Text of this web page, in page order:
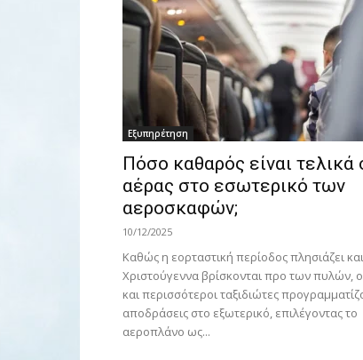
Εξυπηρέτηση
Πόσο καθαρός είναι τελικά
αέρας στο εσωτερικό των
αεροσκαφών;
10/12/2025
Καθώς η εορταστική περίοδος πλησιάζει
Χριστούγεννα βρίσκονται προ των πυλών,
και περισσότεροι ταξιδιώτες
αποδράσεις στο εξωτερικό, επιλέγοντας το
αεροπλάνο ως...